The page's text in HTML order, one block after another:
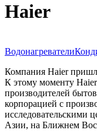
Haier
Водонагреватели
Компания Haier
К этому моменту
производителей
корпорацией с
исследовательскими
Азии, на Ближнем